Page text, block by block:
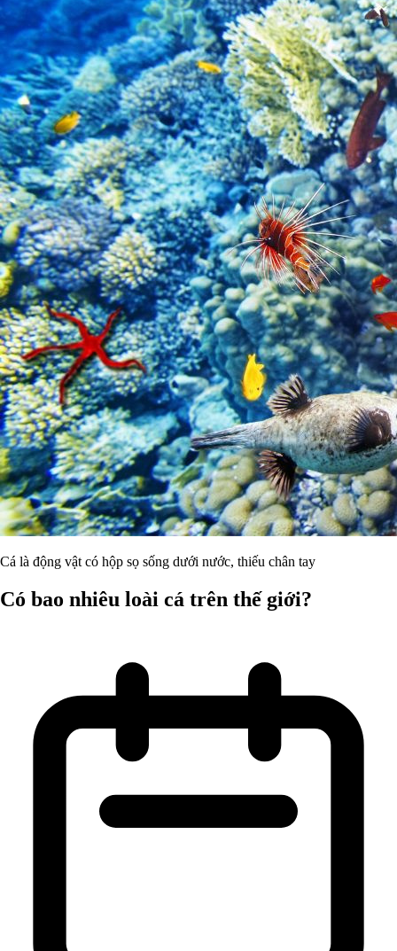
Cá là động vật có hộp sọ sống dưới nước, thiếu chân tay
Có bao nhiêu loài cá trên thế giới?